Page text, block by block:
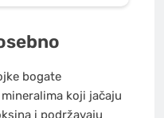
bogate
koji jačaju
i podržavaju